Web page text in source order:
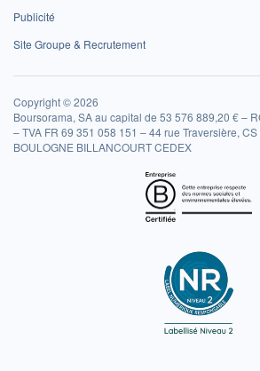
Publicité
Site Groupe & Recrutement
Copyright © 2026
Boursorama, SA au capital de 53 576 889,20 € –
– TVA FR 69 351 058 151 – 44 rue Traversière,
BOULOGNE BILLANCOURT CEDEX